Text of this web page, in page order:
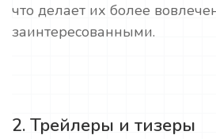
что делает их более
заинтересованными.
2. Трейлеры и тизеры